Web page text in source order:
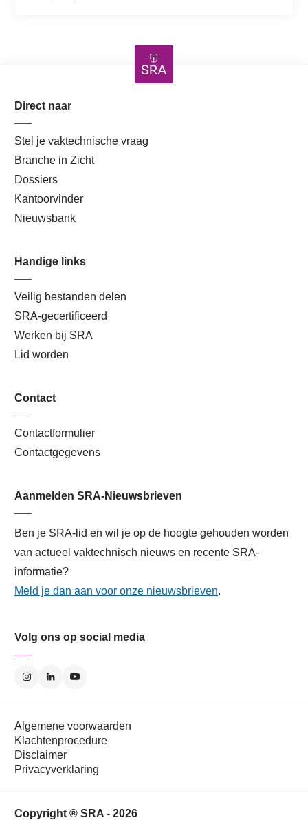
Direct naar
Stel je vaktechnische vraag
Branche in Zicht
Dossiers
Kantoorvinder
Nieuwsbank
Handige links
Veilig bestanden delen
SRA-gecertificeerd
Werken bij SRA
Lid worden
Contact
Contactformulier
Contactgegevens
Aanmelden SRA-Nieuwsbrieven
Ben je SRA-lid en wil je op de hoogte gehouden worden
van actueel vaktechnisch nieuws en recente SRA-
informatie?
Meld je dan aan voor onze nieuwsbrieven.
Volg ons op social media
Algemene voorwaarden
Klachtenprocedure
Disclaimer
Privacyverklaring
Copyright ® SRA - 2026